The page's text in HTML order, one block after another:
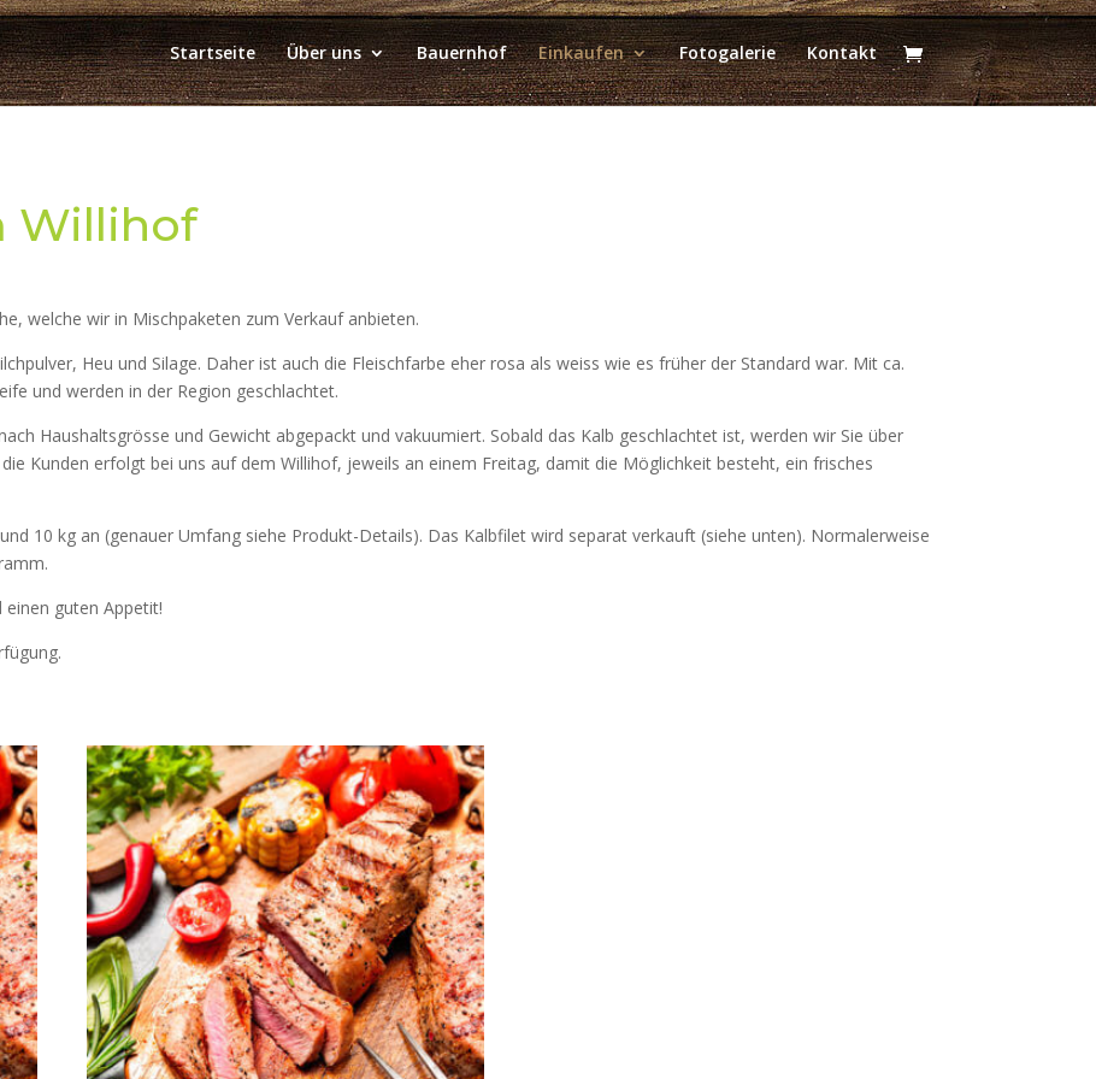
Startseite Über uns Bauernhof Einkaufen Fotogalerie Kontakt
Willihof
welche wir in Mischpaketen zum Verkauf anbieten.
Heu und Silage. Daher ist auch die Fleischfarbe eher rosa als weiss wie es früher der Standard war. Mit ca.
und werden in der Region geschlachtet.
Haushaltsgrösse und Gewicht abgepackt und vakuumiert. Sobald das Kalb geschlachtet ist, werden wir Sie über
Kunden erfolgt bei uns auf dem Willihof, jeweils an einem Freitag, damit die Möglichkeit besteht, ein frisches
10 kg an (genauer Umfang siehe Produkt-Details). Das Kalbfilet wird separat verkauft (siehe unten). Normalerweise
guten Appetit!